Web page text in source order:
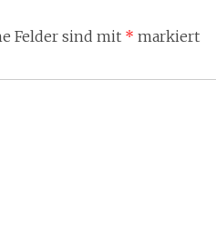
Felder sind mit * markiert